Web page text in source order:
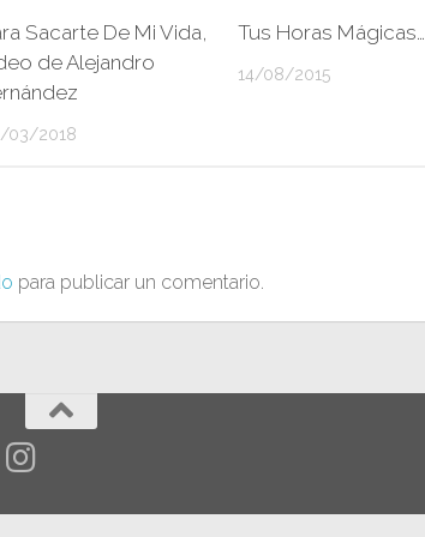
Sacarte De Mi Vida,
de Alejandro
03/2018
Tus Horas Mágicas…
14/08/2015
para publicar un comentario.